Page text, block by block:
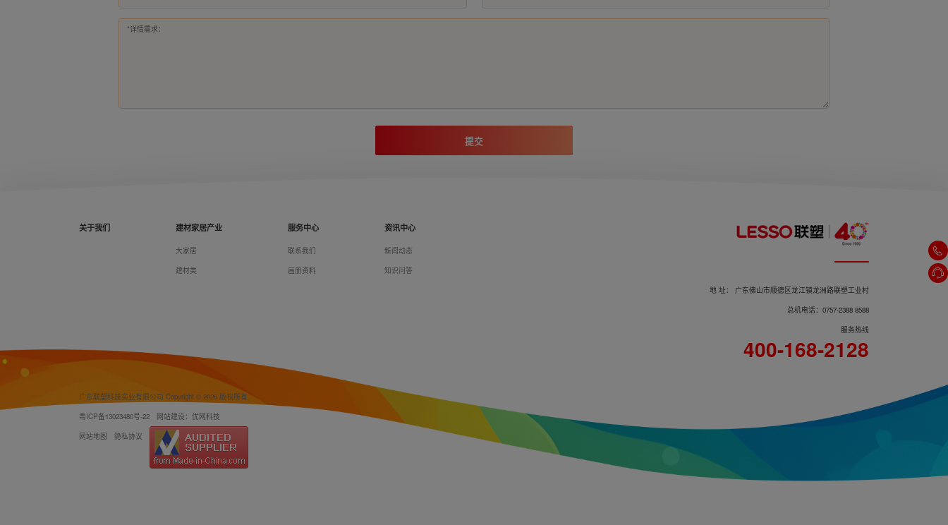
提交
关于我们 建材家居产业
大家居
建材类
服务中心
联系我们
画册资料
资讯中心
新闻动态
知识问答
地 址： 广东佛山市顺德区龙江镇龙洲路联塑工业村
总机电话：0757-2388 8588
服务热线
400-168-2128
广东联塑科技实业有限公司 Copyright © 2026 版权所有
粤ICP备13023480号-22
网站建设：优网科技
网站地图
隐私协议